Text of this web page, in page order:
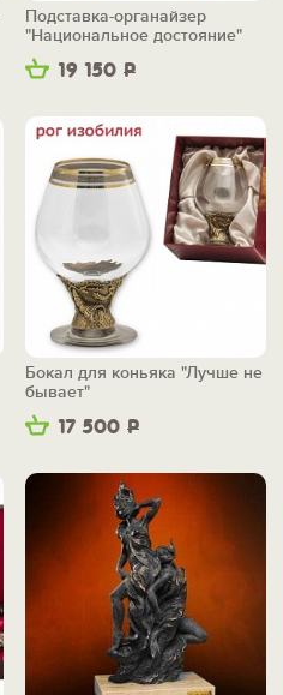
19 150 Р
Подставка-органайзер
"Национальное достояние"
17 500 Р
Бокал для коньяка "Лучше не
бывает"